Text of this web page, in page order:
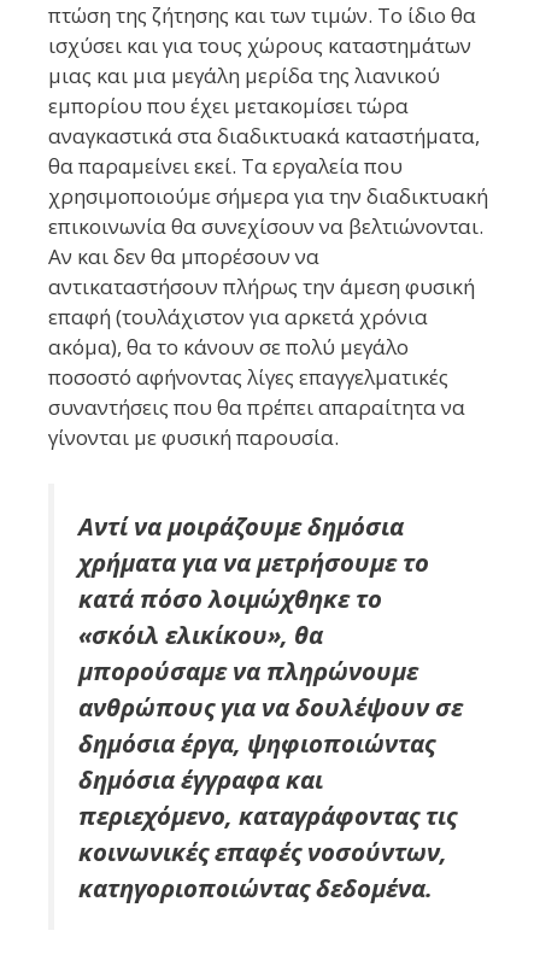
πτώση της ζήτησης και των τιμών. Το ίδιο θα
ισχύσει και για τους χώρους καταστημάτων
μιας και μια μεγάλη μερίδα της λιανικού
εμπορίου που έχει μετακομίσει τώρα
αναγκαστικά στα διαδικτυακά καταστήματα,
θα παραμείνει εκεί. Τα εργαλεία που
χρησιμοποιούμε σήμερα για την διαδικτυακή
επικοινωνία θα συνεχίσουν να βελτιώνονται.
Αν και δεν θα μπορέσουν να
αντικαταστήσουν πλήρως την άμεση φυσική
επαφή (τουλάχιστον για αρκετά χρόνια
ακόμα), θα το κάνουν σε πολύ μεγάλο
ποσοστό αφήνοντας λίγες επαγγελματικές
συναντήσεις που θα πρέπει απαραίτητα να
γίνονται με φυσική παρουσία.
Αντί να μοιράζουμε δημόσια
χρήματα για να μετρήσουμε το
κατά πόσο λοιμώχθηκε το
«σκόιλ ελικίκου», θα
μπορούσαμε να πληρώνουμε
ανθρώπους για να δουλέψουν σε
δημόσια έργα, ψηφιοποιώντας
δημόσια έγγραφα και
περιεχόμενο, καταγράφοντας τις
κοινωνικές επαφές νοσούντων,
κατηγοριοποιώντας δεδομένα.